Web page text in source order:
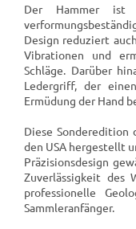
Der Hammer ist
Design reduziert
Vibrationen und
Schläge. Darüber
Ledergriff, der
Ermüdung der Hand
Diese Sonderedition
den USA hergestellt
Präzisionsdesign
Zuverlässigkeit des
professionelle
Sammleranfänger.